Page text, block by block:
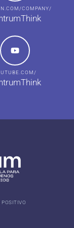
COMPANY/
POSITIVO